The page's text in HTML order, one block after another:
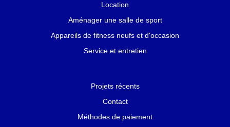
Location
Aménager une salle de sport
Appareils de fitness neufs et d'occasion
Service et entretien
Projets récents
Contact
Méthodes de paiement